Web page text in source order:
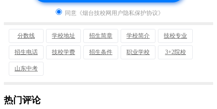
同意《烟台技校网用户隐私保护协议》
分数线 学校地址 招生简章 学校简介 技校专业
招生电话 技校学费 招生条件 职业学校 3+2院校
山东中考
热门评论